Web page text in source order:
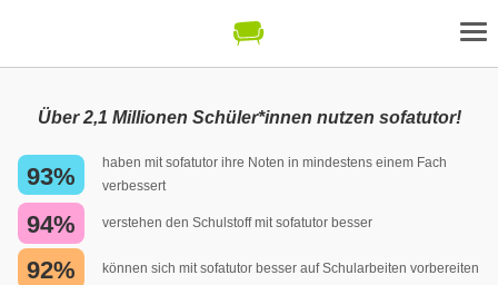
Über 2,1 Millionen Schüler*innen nutzen sofatutor!
93%
haben mit sofatutor ihre Noten in mindestens einem Fach
verbessert
94% verstehen den Schulstoff mit sofatutor besser
92% können sich mit sofatutor besser auf Schularbeiten vorbereiten